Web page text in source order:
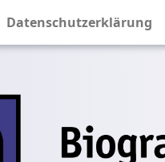
Datenschutzerklärung